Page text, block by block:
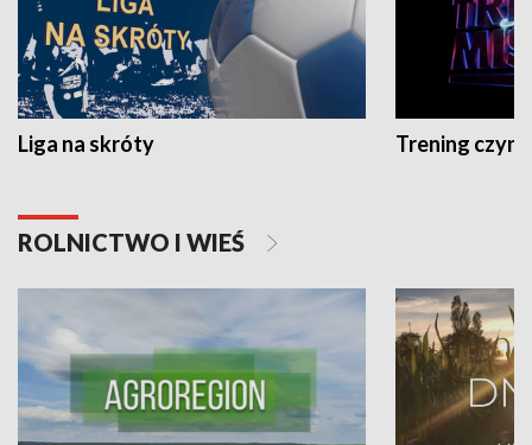
Liga na skróty Trening czyni
ROLNICTWO I WIEŚ